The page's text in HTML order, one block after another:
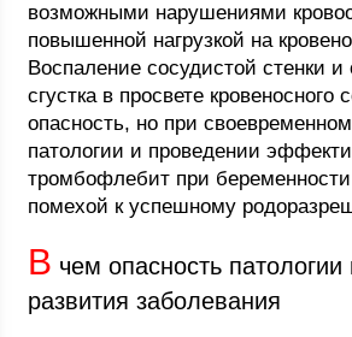
возможными нарушениями
повышенной нагрузкой на
Воспаление сосудистой стенки и
сгустка в просвете кровеносного
опасность, но при
патологии и проведении
тромбофлебит при беременности
помехой к успешному
В чем опасность
развития заболевания